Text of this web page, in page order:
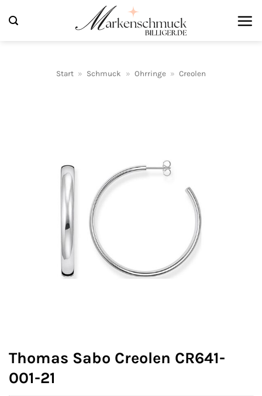
Inhalt
Start » Schmuck » Ohrringe » Creolen
Thomas Sabo Creolen CR641-
001-21